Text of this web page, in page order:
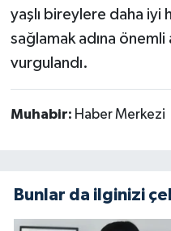
yaşlı bireylere daha
sağlamak adına önemli
vurgulandı.
Muhabir: Haber Merkezi
Bunlar da ilginizi